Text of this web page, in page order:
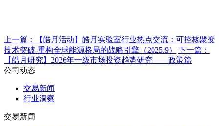
上一篇：
【皓月活动】皓月实验室行业热点交流：可控核聚变
技术突破-重构全球能源格局的战略引擎（2025.9）
下一篇：
【皓月研究】2026年一级市场投资趋势研究——政策篇
公司动态
交易新闻
行业洞察
交易新闻